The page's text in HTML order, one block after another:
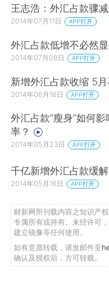
王志浩：外汇占款骤
2014年07月11日 APP打开
外汇占款低增不必然
2014年07月08日 APP打开
新增外汇占款收缩 5
2014年06月16日 APP打开
外汇占款“瘦身”如何影
率？
2014年05月23日 APP打开
千亿新增外汇占款缓
2014年05月16日 APP打开
财新网所刊载内容之知识产
专属所有或持有。未经许可
建立镜像等任何使用。
如有意愿转载，请发邮件至
确认及授权后，方可转载。